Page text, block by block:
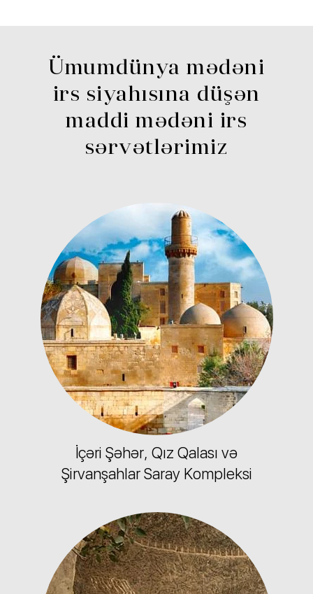
Ümumdünya mədəni
irs siyahısına düşən
maddi mədəni irs
sərvətlərimiz
İçəri Şəhər, Qız Qalası və
Şirvanşahlar Saray Kompleksi